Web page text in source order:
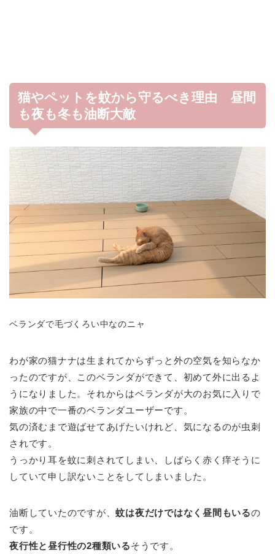
猫やペットを蚊から守るべき理由 昼間
も夜も冬も油断大敵
ベランダで毛づくろい中なのニャ
わが家の猫ナナは生まれてからずっと外の空気を知らなか
ったのですが、このベランダができて、初めて外に出るよ
うになりました。それからはベランダが大のお気に入りで
家族の中で一番のベランダユーザーです。
気の済むまで遊ばせてあげたいけれど、気になるのが虫刺
されです。
うっかり耳を蚊に刺されてしまい、しばらく赤く痒そうに
していて申し訳ないことをしてしまいました。
油断していたのですが、蚊は夜だけではなく昼間もいるの
です。
夜行性と昼行性の2種類いるそうです。